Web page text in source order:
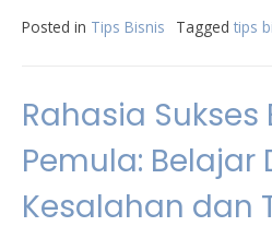
Posted in Tips Bisnis Tagged tips
Rahasia Sukses
Pemula: Belajar
Kesalahan dan